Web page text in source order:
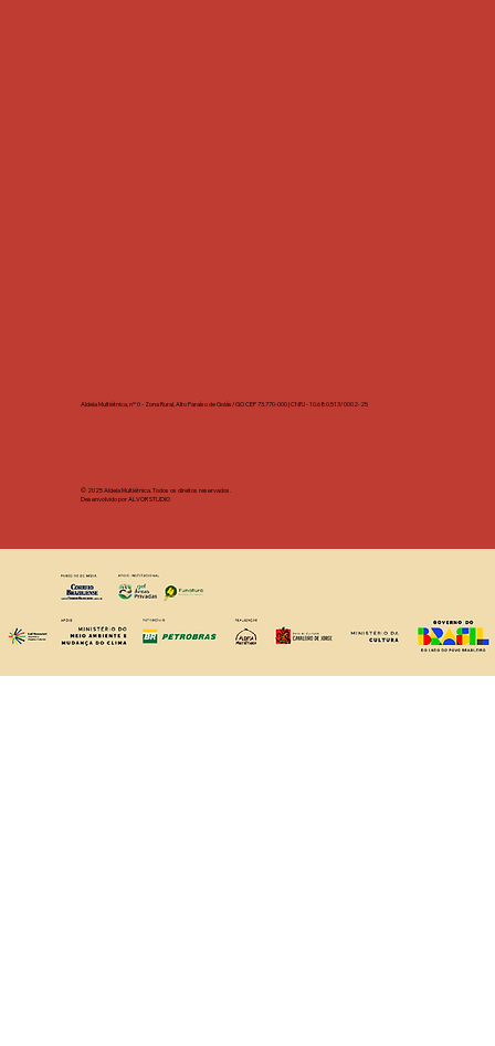
Aldeia Multiétnica, nº 0 - Zona Rural, Alto Paraíso de Goiás/GO CEP 73.770-000 | CNPJ - 10.680.513/0002-25
© 2025 Aldeia Multiétnica. Todos os direitos reservados.
Desenvolvido por ALVOR STUDIO